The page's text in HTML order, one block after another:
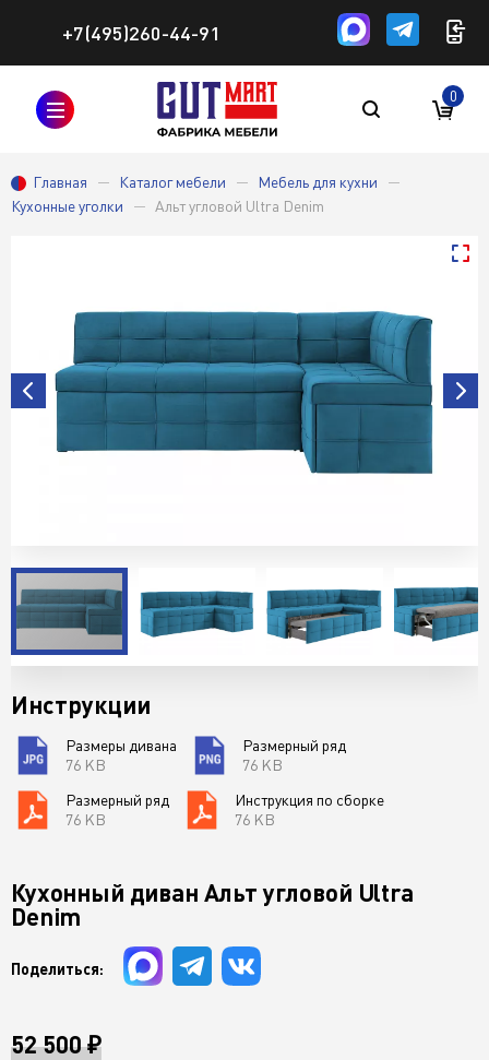
+7(495)260-44-91
0
Главная Каталог мебели
Мебель для кухни
Кухонные уголки
Альт угловой Ultra Denim
Инструкции
Размеры дивана
76 KB
Размерный ряд
76 KB
Размерный ряд
76 KB
Инструкция по сборке
76 KB
Кухонный диван Альт угловой Ultra
Denim
Поделиться:
52 500 ₽